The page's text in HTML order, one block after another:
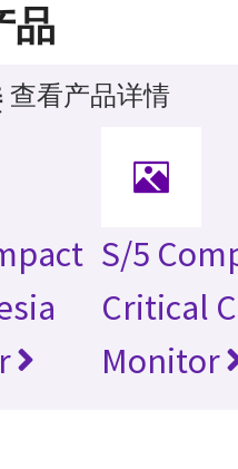
品
查看产品详情
S/5
Critical
Monitor